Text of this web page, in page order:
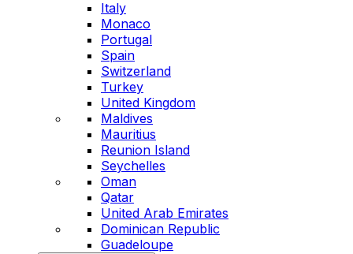
Italy
Monaco
Portugal
Spain
Switzerland
Turkey
United Kingdom
Maldives
Mauritius
Reunion Island
Seychelles
Oman
Qatar
United Arab Emirates
Dominican Republic
Guadeloupe